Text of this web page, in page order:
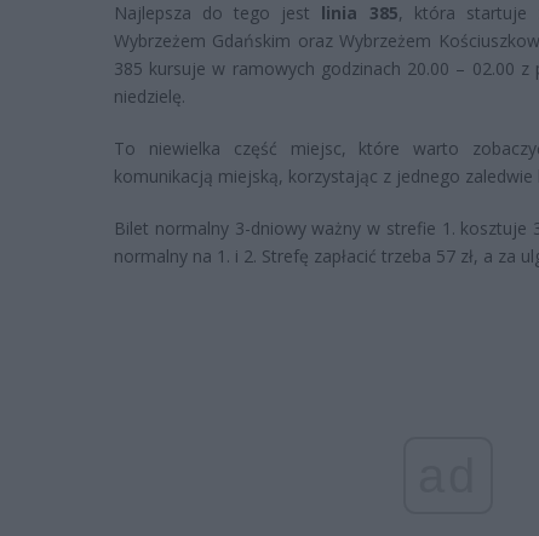
Najlepsza do tego jest linia 385, która startuje
Wybrzeżem Gdańskim oraz Wybrzeżem
385 kursuje w ramowych godzinach 20.00 – 02.00
niedzielę.
To niewielka część miejsc, które warto
komunikacją miejską, korzystając z jednego zaledwie
Bilet normalny 3-dniowy ważny w strefie 1. kosztuje
normalny na 1. i 2. Strefę zapłacić trzeba 57 zł, a za